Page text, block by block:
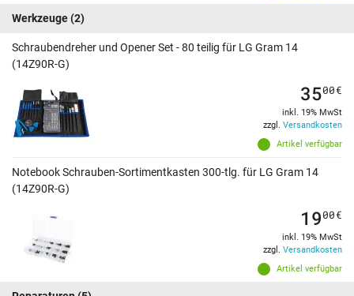
Werkzeuge(2)
Schraubendreher und Opener Set - 80 teilig für LG Gram 14
(14Z90R-G)
Artikel verfügbar
3500€
inkl. 19% MwSt
zzgl. Versandkosten
Notebook Schrauben-Sortimentkasten 300-tlg. für LG Gram 14
(14Z90R-G)
Artikel verfügbar
1900€
inkl. 19% MwSt
zzgl. Versandkosten